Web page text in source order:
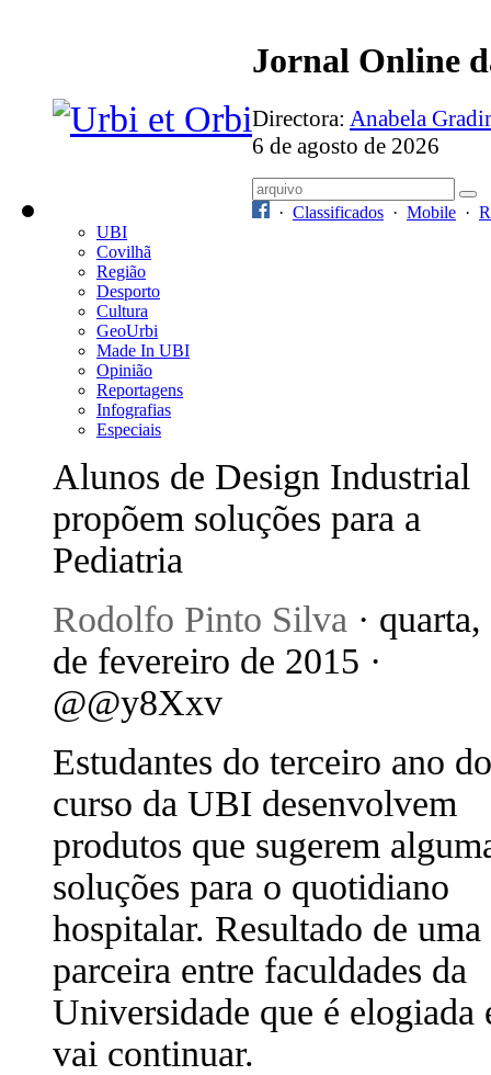
Jornal Online
Directora: Anabela
6 de agosto de 2026
· Classificados · Mobile ·
UBI
Covilhã
Região
Desporto
Cultura
GeoUrbi
Made In UBI
Opinião
Reportagens
Infografias
Especiais
Alunos de Design Industrial
propõem soluções para a
Pediatria
Rodolfo Pinto Silva ·
de fevereiro de 2015 ·
@@y8Xxv
Estudantes do terceiro ano do
curso da UBI desenvolvem
produtos que sugerem
soluções para o quotidiano
hospitalar. Resultado de uma
parceira entre faculdades da
Universidade que é elogiada
vai continuar.